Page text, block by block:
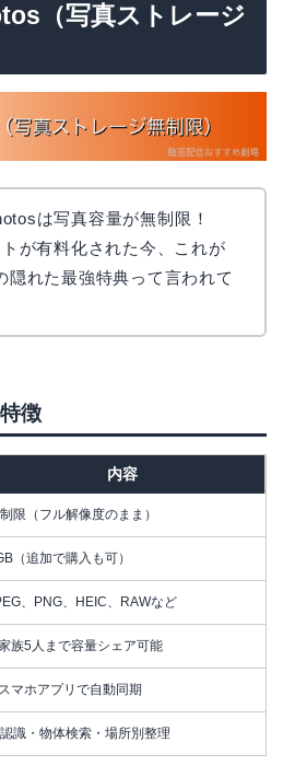
（写真ストレージ
は写真容量が無制限！
が有料化された今、これが
隠れた最強特典って言われて
徴
内容
限（フル解像度のまま）
（追加で購入も可）
、PNG、HEIC、RAWなど
族5人まで容量シェア可能
マホアプリで自動同期
識・物体検索・場所別整理